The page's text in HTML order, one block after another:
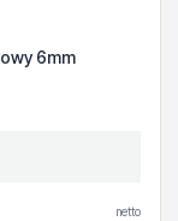
6mm
netto